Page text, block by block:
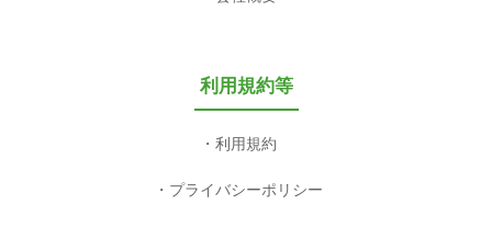
利用規約等
利用規約
プライバシーポリシー